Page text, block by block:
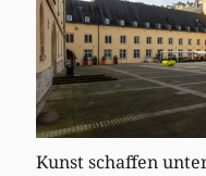
Kunst schaffen